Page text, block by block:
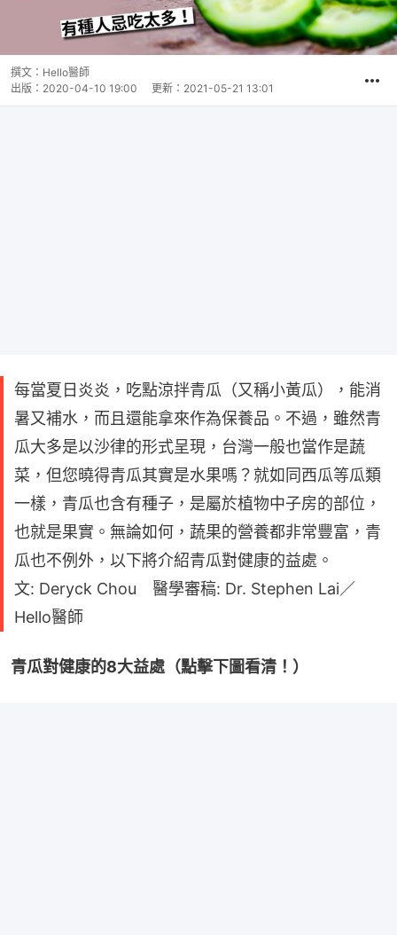
撰文： Hello醫師
出版： 2020-04-10 19:00 更新： 2021-05-21 13:01
每當夏日炎炎，吃點涼拌青瓜（又稱小黃瓜），能消
暑又補水，而且還能拿來作為保養品。不過，雖然青
瓜大多是以沙律的形式呈現，台灣一般也當作是蔬
菜，但您曉得青瓜其實是水果嗎？就如同西瓜等瓜類
一樣，青瓜也含有種子，是屬於植物中子房的部位，
也就是果實。無論如何，蔬果的營養都非常豐富，青
瓜也不例外，以下將介紹青瓜對健康的益處。
文: Deryck Chou 醫學審稿: Dr. Stephen Lai／
Hello醫師
青瓜對健康的8大益處（點擊下圖看清！）